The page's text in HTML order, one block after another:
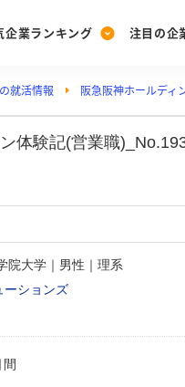
[27卒] 本選
企業ランキング
みんなのDX
注目の企
・企業研究
就活情報 阪急阪神ホールディ
体験記(営業職
院大学｜男性｜理系
ーションズ
間